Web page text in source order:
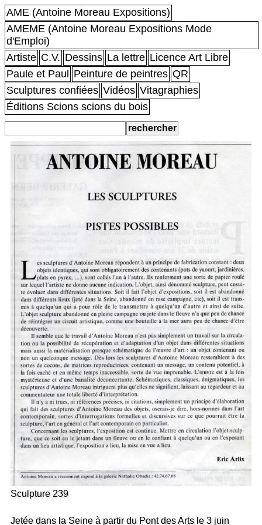
AME (Antoine Moreau Expositions)
AMEME (Antoine Moreau Expositions Mode
d'Emploi)
Artiste C.V. Dessins La lettre Licence Art Libre
Paule et Paul
Peinture de peintres QR
Sculptures confiées Vidéos Vitagraphies
Éditions Scions scions du bois
Sculpture 239
Jetée dans la Seine à partir du Pont des Arts le 3 juin